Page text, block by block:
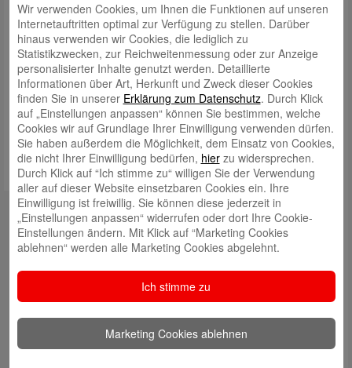
Name*
E-Mail *
Website
Meinen Namen, meine E-Mail-Adresse und meine Website in
diesem Browser für die nächste Kommentierung speichern.
Kontakt
mail@sparkasse-odenwaldkreis.de
Auch per WhatsApp erreichbar!
Neueste Beiträge
Sparkassen Kino Open-Air-Sommer 2026 startet
Wir verwenden Cookies, um Ihnen die Funktionen auf unseren
Internetauftritten optimal zur Verfügung zu stellen. Darüber
hinaus verwenden wir Cookies, die lediglich zu
Statistikzwecken, zur Reichweitenmessung oder zur Anzeige
personalisierter Inhalte genutzt werden. Detaillierte
Informationen über Art, Herkunft und Zweck dieser Cookies
finden Sie in unserer Erklärung zum Datenschutz. Durch Klick
auf „Einstellungen anpassen“ können Sie bestimmen, welche
Cookies wir auf Grundlage Ihrer Einwilligung verwenden dürfen.
Sie haben außerdem die Möglichkeit, dem Einsatz von Cookies,
die nicht Ihrer Einwilligung bedürfen, hierzu widersprechen.
Durch Klick auf “Ich stimme zu“ willigen Sie der Verwendung
aller auf dieser Website einsetzbaren Cookies ein. Ihre
Einwilligung ist freiwillig. Sie können diese jederzeit in
„Einstellungen anpassen“ widerrufen oder dort Ihre Cookie-
Einstellungen ändern. Mit Klick auf “Marketing Cookies
ablehnen“ werden alle Marketing Cookies abgelehnt.
Ich stimme zu
Marketing Cookies ablehnen